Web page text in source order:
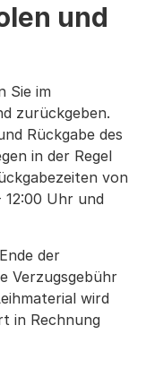
und
Sie im
zurückgeben.
Rückgabe des
in der Regel
von
Uhr und
der
Verzugsgebühr
wird
in Rechnung